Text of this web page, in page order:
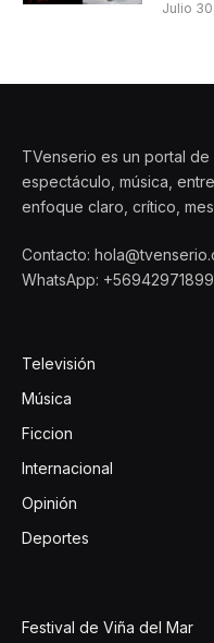
Julio
TVenserio es un portal
espectáculo, música,
enfoque claro, crítico,
Contacto:
WhatsApp: +56942971899
Televisión
Música
Ficcion
Internacional
Opinión
Deportes
Festival de Viña del Mar